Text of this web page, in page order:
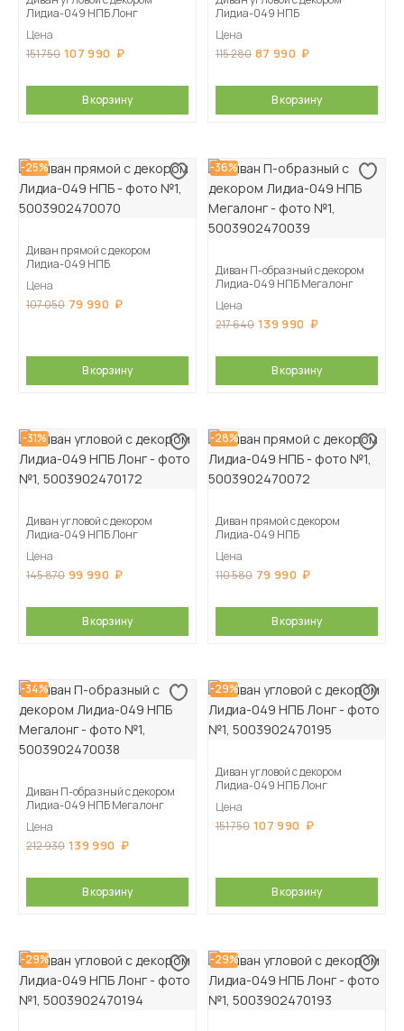
Лидиа-049 НПБ Лонг
Цена
151 750 107 990
В корзину
Лидиа-049 НПБ
Цена
115 280 87 990
В корзину
-25%
Диван прямой с декором
Лидиа-049 НПБ
Цена
107 050 79 990
В корзину
-36%
Диван П-образный с декором
Лидиа-049 НПБ Мегалонг
Цена
217 640 139 990
В корзину
-31%
Диван угловой с декором
Лидиа-049 НПБ Лонг
Цена
145 870 99 990
В корзину
-28%
Диван прямой с декором
Лидиа-049 НПБ
Цена
110 580 79 990
В корзину
-34%
Диван П-образный с декором
Лидиа-049 НПБ Мегалонг
Цена
212 930 139 990
В корзину
-29%
Диван угловой с декором
Лидиа-049 НПБ Лонг
Цена
151 750 107 990
В корзину
-29% -29%